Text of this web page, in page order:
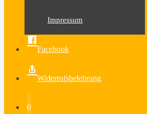
Impressum
Facebook
Widerrufsbelehrung
0